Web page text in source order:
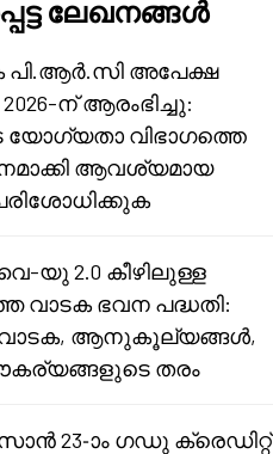
ലേഖനങ്ങൾ
പി.ആർ.സി അപേക്ഷ
ന് ആരംഭിച്ചു:
യോഗ്യതാ വിഭാഗത്തെ
ആവശ്യമായ
യു 2.0 കീഴിലുള്ള
വാടക ഭവന പദ്ധതി:
ആനുകൂല്യങ്ങൾ,
തരം
23-ാം ഗഡു ക്രെഡിറ്റ്